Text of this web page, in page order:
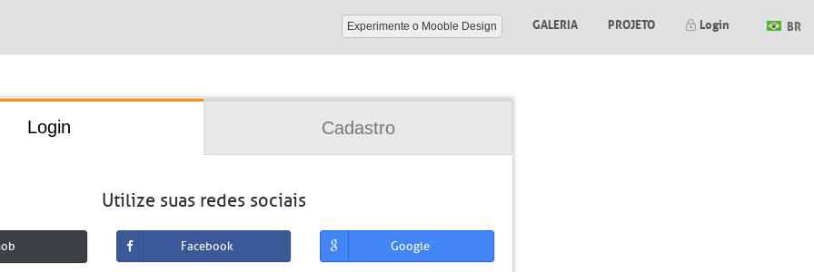
Experimente o Mooble Design GALERIA PROJETO Login BR
Login Cadastro
Utilize suas redes sociais
Facebook Google